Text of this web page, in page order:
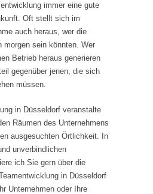
immer eine gute
Oft stellt sich im
auch heraus, wer die
morgen sein könnten. Wer
Betrieb heraus generieren
gegenüber jenen, die sich
müssen.
in Düsseldorf veranstalte
Räumen des Unternehmens
ausgesuchten Örtlichkeit. In
unverbindlichen
ich Sie gern über die
in Düsseldorf
Unternehmen oder Ihre